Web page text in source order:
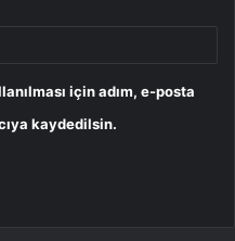
için adım, e-posta
kaydedilsin.